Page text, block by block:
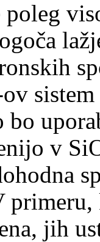
poleg
sistem
bo
v
jih